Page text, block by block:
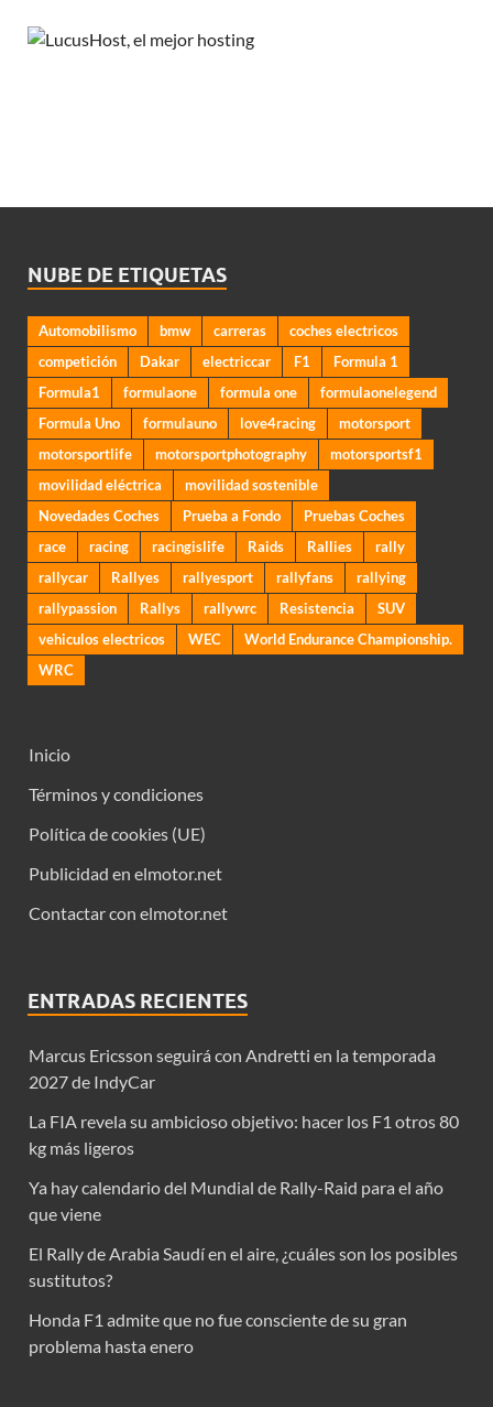
NUBE DE ETIQUETAS
Automobilismo bmw carreras
coches electricos
competición
Dakar electriccar F1
Formula 1
Formula1
formulaone formula one
formulaonelegend
Formula Uno
formulauno love4racing
motorsport
motorsportlife
motorsportphotography
motorsportsf1
movilidad eléctrica
movilidad sostenible
Novedades Coches
Prueba a Fondo
Pruebas Coches
race
racing racingislife Raids Rallies
rally
rallycar
Rallyes rallyesport rallyfans
rallying
rallypassion
Rallys rallywrc Resistencia
SUV
vehiculos electricos
WEC
World Endurance Championship.
WRC
Inicio
Términos y condiciones
Política de cookies (UE)
Publicidad en elmotor.net
Contactar con elmotor.net
ENTRADAS RECIENTES
Marcus Ericsson seguirá con Andretti en la temporada
2027 de IndyCar
La FIA revela su ambicioso objetivo: hacer los F1 otros 80
kg más ligeros
Ya hay calendario del Mundial de Rally-Raid para el año
que viene
El Rally de Arabia Saudí en el aire, ¿cuáles son los posibles
sustitutos?
Honda F1 admite que no fue consciente de su gran
problema hasta enero